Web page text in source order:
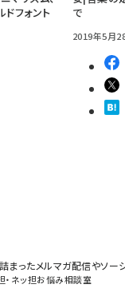
ドフォント
で
2019年5月
ったメルマガ配信やソーシ
・ ネッ担お悩み相談室